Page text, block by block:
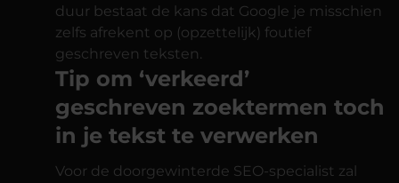
duur bestaat de kans dat Google je misschien
zelfs afrekent op (opzettelijk) foutief
geschreven teksten.
Tip om ‘verkeerd’
geschreven zoektermen toch
in je tekst te verwerken
Voor de doorgewinterde SEO-specialist zal